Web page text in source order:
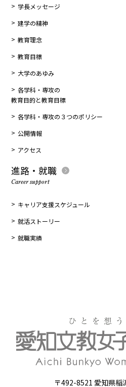
学長メッセージ
建学の精神
教育理念
教育目標
大学のあゆみ
各学科・専攻の
教育目的と教育目標
各学科・専攻の３つのポリシー
公開情報
アクセス
進路・就職
Career support
キャリア支援スケジュール
就活ストーリー
就職実績
〒492-8521 愛知県稲